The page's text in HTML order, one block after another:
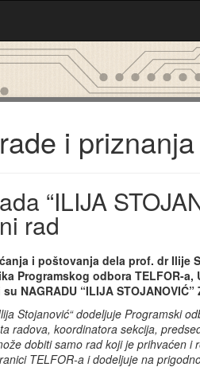
i priznanja
“ILIJA
rad
i poštovanja dela prof. dr
Programskog odbora TELFOR-
NAGRADU “ILIJA
Stojanović“ dodeljuje Programski
radova, koordinatora sekcija,
dobiti samo rad koji je prihvaćen
TELFOR-a i dodeljuje na